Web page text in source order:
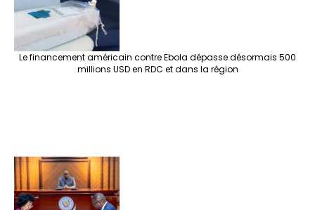
Le financement américain contre Ebola dépasse désormais 500
millions USD en RDC et dans la région